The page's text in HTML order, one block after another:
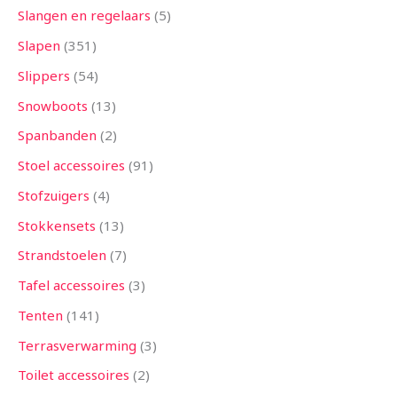
Slangen en regelaars 5
Slapen 351
Slippers 54
Snowboots 13
Spanbanden 2
Stoel accessoires 91
Stofzuigers 4
Stokkensets 13
Strandstoelen 7
Tafel accessoires 3
Tenten 141
Terrasverwarming 3
Toilet accessoires 2